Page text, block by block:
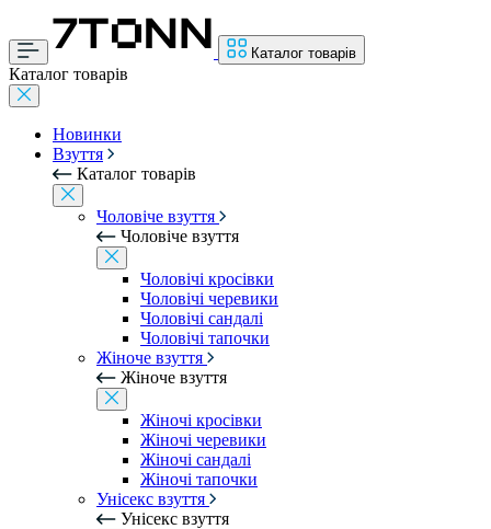
Каталог товарів
Каталог товарів
Новинки
Взуття
Каталог товарів
Чоловіче взуття
Чоловіче взуття
Чоловічі кросівки
Чоловічі черевики
Чоловічі сандалі
Чоловічі тапочки
Жіноче взуття
Жіноче взуття
Жіночі кросівки
Жіночі черевики
Жіночі сандалі
Жіночі тапочки
Унісекс взуття
Унісекс взуття